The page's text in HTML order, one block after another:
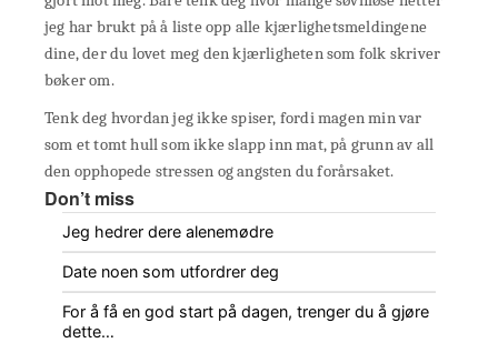
jeg har brukt på å liste opp alle kjærlighetsmeldingene
dine, der du lovet meg den kjærligheten som folk skriver
bøker om.
Tenk deg hvordan jeg ikke spiser, fordi magen min var
som et tomt hull som ikke slapp inn mat, på grunn av all
den opphopede stressen og angsten du forårsaket.
Don’t miss
Jeg hedrer dere alenemødre
Date noen som utfordrer deg
For å få en god start på dagen, trenger du å gjøre
dette…